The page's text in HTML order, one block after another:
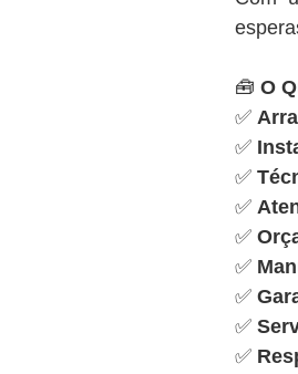
🧰 O
✅
✅
✅
✅
✅
✅
✅
✅
✅